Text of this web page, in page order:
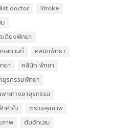
doctor
Stroke
เตียงพัทยา
สถานที่
คลินิกพัทยา
ยา
คลินิก พัทยา
ยุรกรรมพัทยา
าะทางอายุรกรรม
หัวใจ
ตรวจสุขภาพ
ภาพ
ตับอักเสบ